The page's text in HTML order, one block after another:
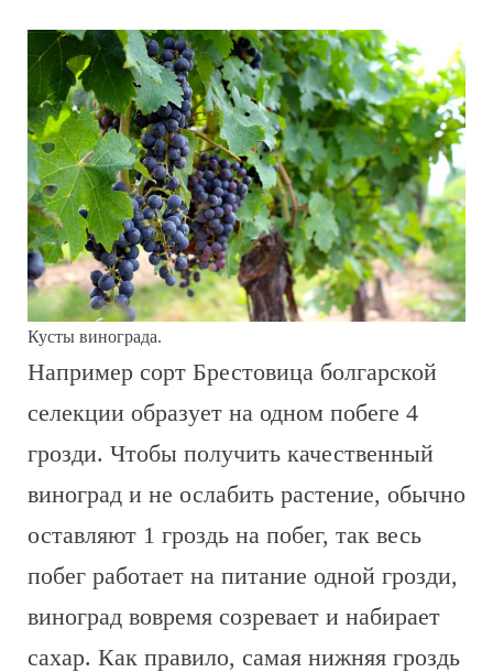
Кусты винограда.
Например сорт Брестовица болгарской
селекции образует на одном побеге 4
грозди. Чтобы получить качественный
виноград и не ослабить растение, обычно
оставляют 1 гроздь на побег, так весь
побег работает на питание одной грозди,
виноград вовремя созревает и набирает
сахар. Как правило, самая нижняя гроздь